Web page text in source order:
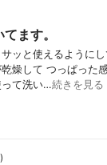
ます。
ッと使えるように
燥して つっぱった
って洗い…続きを見る